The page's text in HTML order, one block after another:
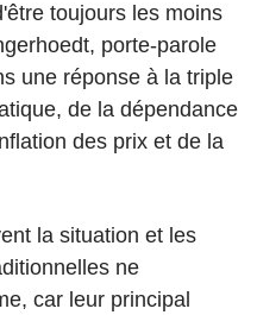
toujours les moins
porte-parole
une réponse à la triple
de la dépendance
des prix et de la
la situation et les
ne
car leur principal